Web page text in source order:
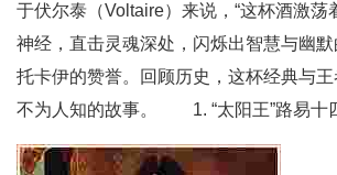
于伏尔泰（Voltaire）来说，“这杯酒激荡
神经，直击灵魂深处，闪烁出智慧与幽默
托卡伊的赞誉。回顾历史，这杯经典与
不为人知的故事。 1. “太阳王”路易十